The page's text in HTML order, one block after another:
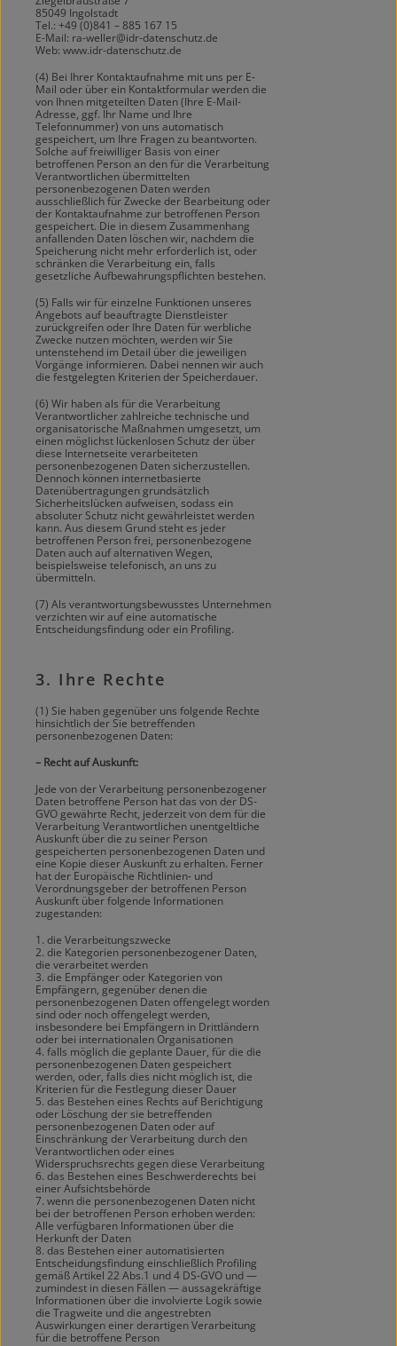
85049 Ingolstadt
Tel.: +49 (0)841 – 885 167 15
E-Mail: ra-weller@idr-datenschutz.de
Web: www.idr-datenschutz.de
(4) Bei Ihrer Kontaktaufnahme mit uns per E-
Mail oder über ein Kontaktformular werden die
von Ihnen mitgeteilten Daten (Ihre E-Mail-
Adresse, ggf. Ihr Name und Ihre
Telefonnummer) von uns automatisch
gespeichert, um Ihre Fragen zu beantworten.
Solche auf freiwilliger Basis von einer
betroffenen Person an den für die Verarbeitung
Verantwortlichen übermittelten
personenbezogenen Daten werden
ausschließlich für Zwecke der Bearbeitung oder
der Kontaktaufnahme zur betroffenen Person
gespeichert. Die in diesem Zusammenhang
anfallenden Daten löschen wir, nachdem die
Speicherung nicht mehr erforderlich ist, oder
schränken die Verarbeitung ein, falls
gesetzliche Aufbewahrungspflichten bestehen.
(5) Falls wir für einzelne Funktionen unseres
Angebots auf beauftragte Dienstleister
zurückgreifen oder Ihre Daten für werbliche
Zwecke nutzen möchten, werden wir Sie
untenstehend im Detail über die jeweiligen
Vorgänge informieren. Dabei nennen wir auch
die festgelegten Kriterien der Speicherdauer.
(6) Wir haben als für die Verarbeitung
Verantwortlicher zahlreiche technische und
organisatorische Maßnahmen umgesetzt, um
einen möglichst lückenlosen Schutz der über
diese Internetseite verarbeiteten
personenbezogenen Daten sicherzustellen.
Dennoch können internetbasierte
Datenübertragungen grundsätzlich
Sicherheitslücken aufweisen, sodass ein
absoluter Schutz nicht gewährleistet werden
kann. Aus diesem Grund steht es jeder
betroffenen Person frei, personenbezogene
Daten auch auf alternativen Wegen,
beispielsweise telefonisch, an uns zu
übermitteln.
(7) Als verantwortungsbewusstes Unternehmen
verzichten wir auf eine automatische
Entscheidungsfindung oder ein Profiling.
3. Ihre Rechte
(1) Sie haben gegenüber uns folgende Rechte
hinsichtlich der Sie betreffenden
personenbezogenen Daten:
– Recht auf Auskunft:
Jede von der Verarbeitung personenbezogener
Daten betroffene Person hat das von der DS-
GVO gewährte Recht, jederzeit von dem für die
Verarbeitung Verantwortlichen unentgeltliche
Auskunft über die zu seiner Person
gespeicherten personenbezogenen Daten und
eine Kopie dieser Auskunft zu erhalten. Ferner
hat der Europäische Richtlinien- und
Verordnungsgeber der betroffenen Person
Auskunft über folgende Informationen
zugestanden:
1. die Verarbeitungszwecke
2. die Kategorien personenbezogener Daten,
die verarbeitet werden
3. die Empfänger oder Kategorien von
Empfängern, gegenüber denen die
personenbezogenen Daten offengelegt worden
sind oder noch offengelegt werden,
insbesondere bei Empfängern in Drittländern
oder bei internationalen Organisationen
4. falls möglich die geplante Dauer, für die die
personenbezogenen Daten gespeichert
werden, oder, falls dies nicht möglich ist, die
Kriterien für die Festlegung dieser Dauer
5. das Bestehen eines Rechts auf Berichtigung
oder Löschung der sie betreffenden
personenbezogenen Daten oder auf
Einschränkung der Verarbeitung durch den
Verantwortlichen oder eines
Widerspruchsrechts gegen diese Verarbeitung
6. das Bestehen eines Beschwerderechts bei
einer Aufsichtsbehörde
7. wenn die personenbezogenen Daten nicht
bei der betroffenen Person erhoben werden:
Alle verfügbaren Informationen über die
Herkunft der Daten
8. das Bestehen einer automatisierten
Entscheidungsfindung einschließlich Profiling
gemäß Artikel 22 Abs.1 und 4 DS-GVO und —
zumindest in diesen Fällen — aussagekräftige
Informationen über die involvierte Logik sowie
die Tragweite und die angestrebten
Auswirkungen einer derartigen Verarbeitung
für die betroffene Person